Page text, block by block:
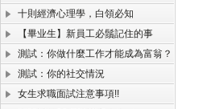
十則經濟心理學，白領必知
【畢业生】新員工必鬚記住的事
測試：你做什麼工作才能成為富翁？
測試：你的社交情況
女生求職面試注意事項!!